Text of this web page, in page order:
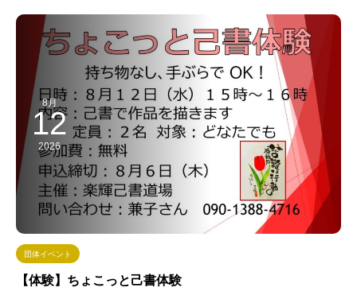
8月
12
2026
団体イベント
【体験】ちょこっと己書体験